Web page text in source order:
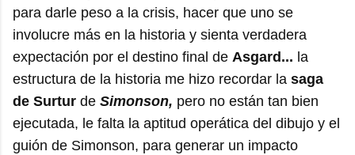
para darle peso a la crisis, hacer que uno se
involucre más en la historia y sienta verdadera
expectación por el destino final de Asgard... la
estructura de la historia me hizo recordar la saga
de Surtur de Simonson, pero no están tan bien
ejecutada, le falta la aptitud operática del dibujo y el
guión de Simonson, para generar un impacto